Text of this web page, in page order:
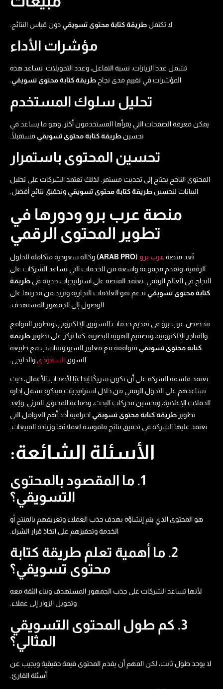
لا تكتمل طريقة كتابة محتوى تسويقي​ دون قياس النتائج.
مؤشرات الأداء
تشمل عدد الزيارات، نسبة التفاعل، وعدد التحويلات. تساعد هذه
المؤشرات في تقييم مدى نجاح طريقة كتابة محتوى تسويقي​.
تحليل سلوك المستخدم
يمكن معرفة الصفحات التي يقرأها المستخدمون أكثر، وهو ما يساعد في
تحسينطريقة كتابة محتوى تسويقي​ مستقبلًا.
تحسين المحتوى باستمرار
المحتوى الناجح يحتاج إلى تحديث مستمر. لذلك تعتمد الشركات على تحليل
البيانات لتحسينطريقة كتابة محتوى تسويقي​ وتحقيق نتائج أفضل.
منصة عرب برو ودورها في
تطوير المحتوى الرقمي
تُعد منصة عرب برو (ARAB PRO)
وكالة سعودية متكاملة للحلول
الرقمية، وتقدم مجموعة واسعة من الخدمات التي تساعد الشركات على
النجاح في العالم الرقمي. تعتمد المنصة على استراتيجيات حديثة في طريقة
كتابة محتوى تسويقي​ تدعم نمو العلامات التجارية وتزيد من قدرتها على
الوصول إلى الجمهور المستهدف.
تتخصص عرب برو في تقديم خدمات التسويق الإلكتروني، وتطوير المواقع
والمتاجر الإلكترونية، وتصميم الهوية البصرية. كما تركز على تطوير طريقة
كتابة محتوى تسويقي​ متوافقة مع معايير السيو وتتناسب مع طبيعة
السوق السعودي والخليجي.
تعتمد فلسفة الشركة على أن تكون شريكًا إبداعيًا لأصحاب الأعمال، حيث
تساعدهم على التحول الرقمي من خلال استراتيجيات مبتكرة تشمل إدارة
الحملات الإعلانية، وتحسين محركات البحث، وصناعة المحتوى المرئي. ويُعد
تطوير طريقة كتابة محتوى تسويقي​ احترافية أحد أهم العوامل التي
تعتمد عليها الشركة في تحقيق نتائج ملموسة لعملائها وزيادة المبيعات.
الأسئلة الشائعة:
1. ما المقصود بالمحتوى
التسويقي؟
هو المحتوى الذي يتم إنشاؤه بهدف جذب العملاء وتعريفهم بالمنتج أو
الخدمة وتحفيزهم على اتخاذ قرار الشراء.
2. ما أهمية تعلم طريقة كتابة
محتوى تسويقي​؟
لأنها تساعد الشركات على جذب الجمهور المستهدف وبناء الثقة معه
وتحويل الزوار إلى عملاء.
3. كم طول المحتوى التسويقي
المثالي؟
لا يوجد طول ثابت، لكن المهم أن يقدم المحتوى قيمة حقيقية ويجيب عن
أسئلة القارئ.